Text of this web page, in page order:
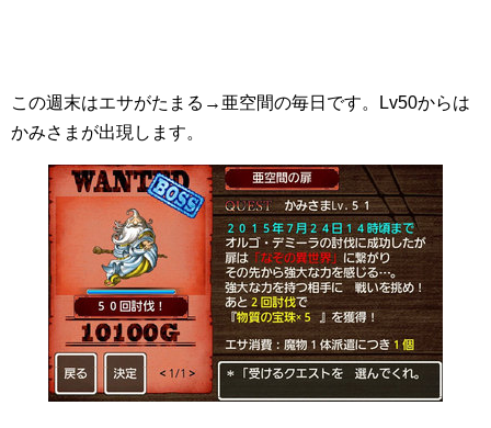
この週末はエサがたまる→亜空間の毎日です。Lv50からは
かみさまが出現します。